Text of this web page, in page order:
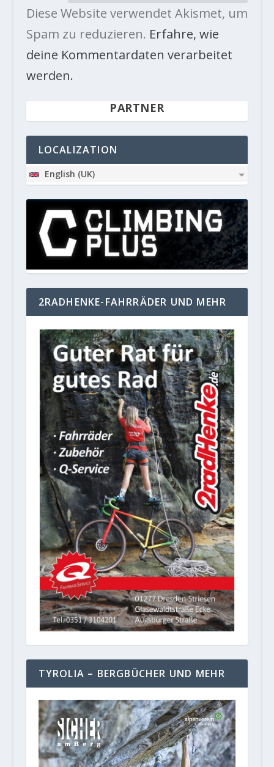
Diese Website verwendet Akismet, um
Spam zu reduzieren. Erfahre, wie
deine Kommentardaten verarbeitet
werden.
PARTNER
LOCALIZATION
English (UK)
2RADHENKE-FAHRRÄDER UND MEHR
TYROLIA – BERGBÜCHER UND MEHR